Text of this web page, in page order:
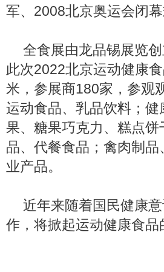
军、2008北京奥运会闭
全食展由龙品锡展览
此次2022北京运动健康
米，参展商180家，参观
运动食品、乳品饮料；
果、糖果巧克力、糕点
品、代餐食品；禽肉制
业产品。
近年来随着国民健康
作，将掀起运动健康食品